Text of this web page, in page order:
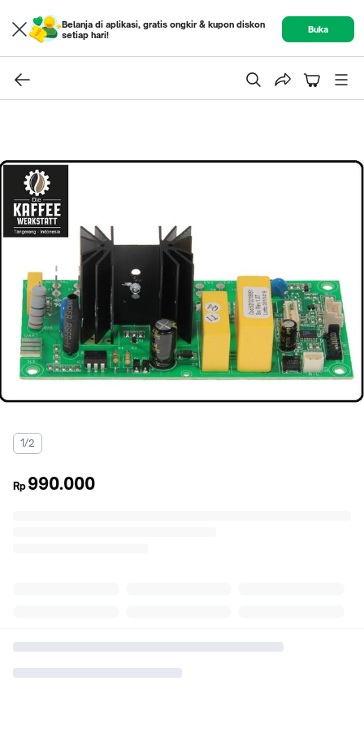
Belanja di aplikasi, gratis ongkir & kupon diskon
setiap hari!
Buka
1/2
Rp 990.000